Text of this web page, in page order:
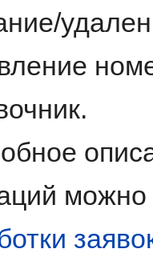
можно